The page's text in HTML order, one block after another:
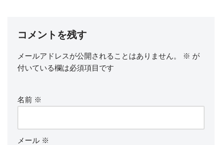
コメントを残す
メールアドレスが公開されることはありません。 ※ が
付いている欄は必須項目です
名前 ※
メール ※